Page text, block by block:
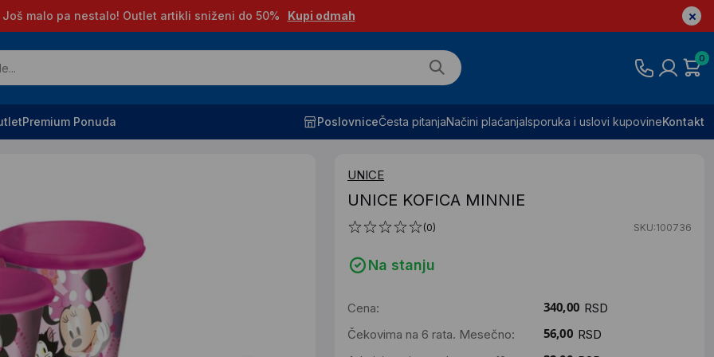
Još malo pa nestalo! Outlet artikli sniženi do 50% Kupi odmah
0
Premium Ponuda PoslovniceČesta pitanjaNačini plaćanjaIsporuka i uslovi kupovineKontakt
UNICE
UNICE KOFICA MINNIE
(0) SKU:100736
Na stanju
Cena:
RSD
Čekovima na 6 rata. Mesečno:
RSD